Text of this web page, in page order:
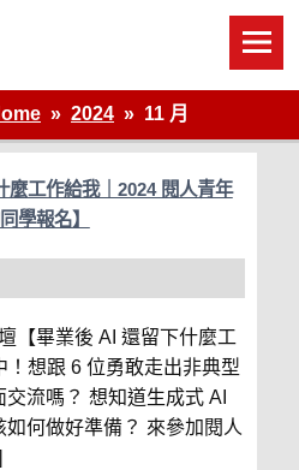
2024 11 月
麼工作給我｜2024 閱人青年
學報名】
【畢業後 AI 還留下什麼工
！想跟 6 位勇敢走出非典型
流嗎？ 想知道生成式 AI
何做好準備？ 來參加閱人